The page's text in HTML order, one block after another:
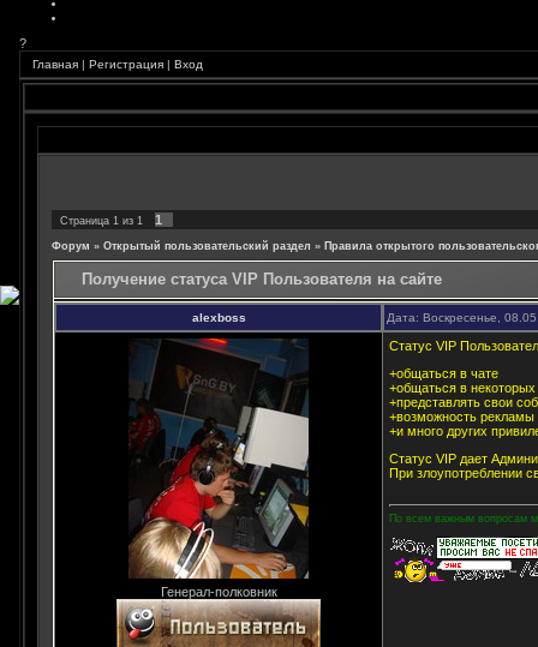
?
Главная | Регистрация | Вход
Страница 1 из 1 1
Форум » Открытый пользовательский раздел » Правила открытого
Получение статуса VIP Пользователя на сайте
alexboss Дата: Воскресенье,
Генерал-полковник
Статус VIP
+общаться в чате
+общаться в
+представлять свои
+возможность рекламы
+и много других
Статус VIP дает
При злоупотреблении
По всем важным вопросам